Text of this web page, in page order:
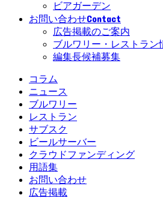
ビアガーデン
お問い合わせContact
広告掲載のご案内
ブルワリー・レストラン
編集長候補募集
コラム
ニュース
ブルワリー
レストラン
サブスク
ビールサーバー
クラウドファンディング
用語集
お問い合わせ
広告掲載